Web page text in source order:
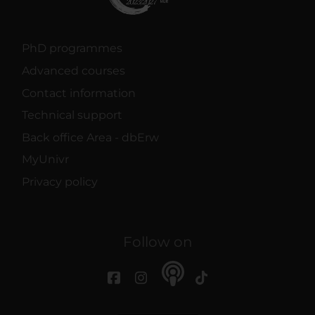
PhD programmes
Advanced courses
Contact information
Technical support
Back office Area - dbErw
MyUnivr
Privacy policy
Follow on